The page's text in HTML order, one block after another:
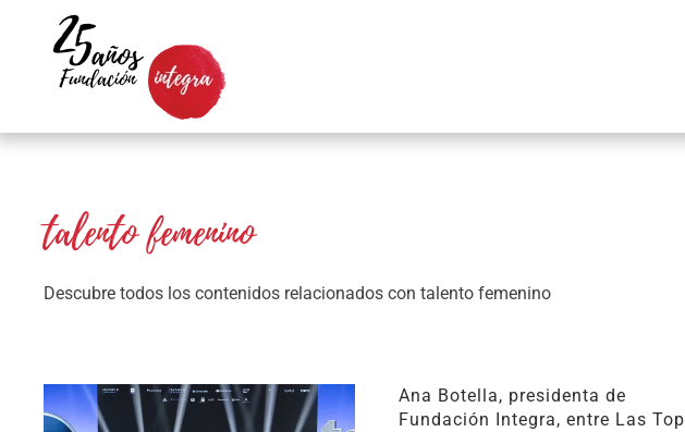
Skip to main content
talento femenino
Descubre todos los contenidos relacionados con talento femenino
Ana Botella, presidenta de
Fundación Integra, entre Las Top